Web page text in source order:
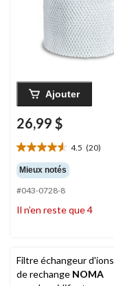
humidificateurs
Holmes/Honeywell,
Ajouter
26,99 $
4.5 (20)
4.6
étoile(s)
sur
5.
20
Mieux notés
#043-0728-8
Il n’en reste que 4
Filtre échangeur d'ions
de rechange NOMA